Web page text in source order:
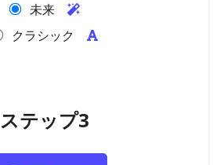
未来
クラシック
ステップ3